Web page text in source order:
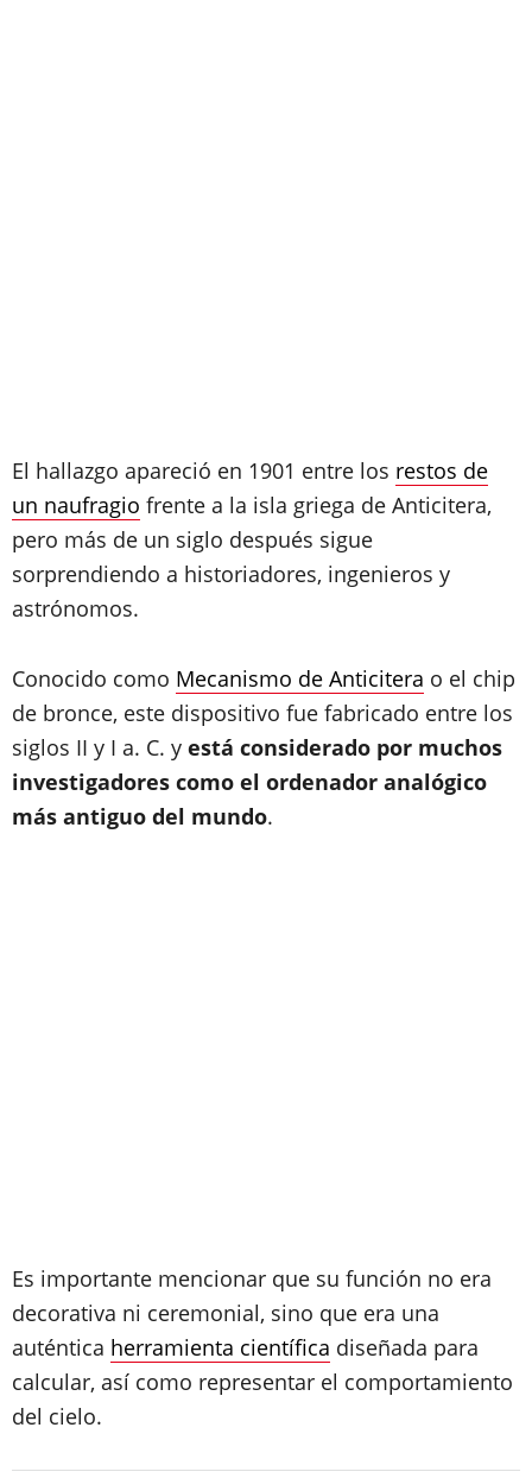
El hallazgo apareció en 1901 entre los restos de
un naufragio frente a la isla griega de Anticitera,
pero más de un siglo después sigue
sorprendiendo a historiadores, ingenieros y
astrónomos.
Conocido como Mecanismo de Anticitera o el chip
de bronce, este dispositivo fue fabricado entre los
siglos II y I a. C. y está considerado por muchos
investigadores como el ordenador analógico
más antiguo del mundo.
Es importante mencionar que su función no era
decorativa ni ceremonial, sino que era una
auténtica herramienta científica diseñada para
calcular, así como representar el comportamiento
del cielo.